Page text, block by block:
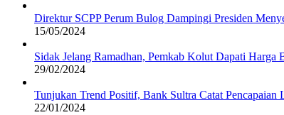
Direktur SCPP Perum Bulog Dampingi Presiden
15/05/2024
Sidak Jelang Ramadhan, Pemkab Kolut Dapati Harga
29/02/2024
Tunjukan Trend Positif, Bank Sultra Catat Pencapaian
22/01/2024